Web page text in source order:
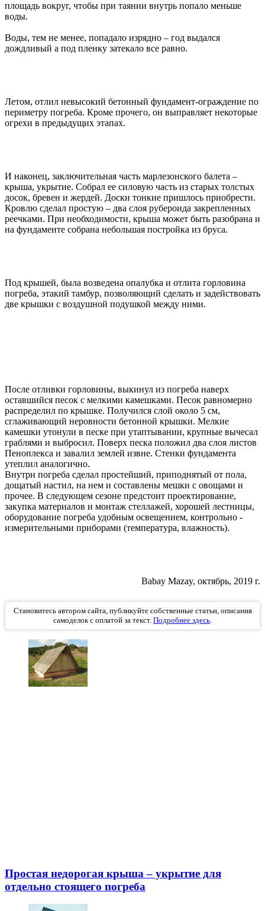
площадь вокруг, чтобы при таянии внутрь попало меньше
воды.
Воды, тем не менее, попадало изрядно – год выдался
дождливый а под пленку затекало все равно.
Летом, отлил невысокий бетонный фундамент-ограждение по
периметру погреба. Кроме прочего, он выправляет некоторые
огрехи в предыдущих этапах.
И наконец, заключительная часть марлезонского балета –
крыша, укрытие. Собрал ее силовую часть из старых толстых
досок, бревен и жердей. Доски тонкие пришлось приобрести.
Кровлю сделал простую – два слоя рубероида закрепленных
реечками. При необходимости, крыша может быть разобрана и
на фундаменте собрана небольшая постройка из бруса.
Под крышей, была возведена опалубка и отлита горловина
погреба, этакий тамбур, позволяющий сделать и задействовать
две крышки с воздушной подушкой между ними.
После отливки горловины, выкинул из погреба наверх
оставшийся песок с мелкими камешками. Песок равномерно
распределил по крышке. Получился слой около 5 см,
сглаживающий неровности бетонной крышки. Мелкие
камешки утонули в песке при утаптывании, крупные вычесал
граблями и выбросил. Поверх песка положил два слоя листов
Пеноплекса и завалил землей извне. Стенки фундамента
утеплил аналогично.
Внутри погреба сделал простейший, приподнятый от пола,
дощатый настил, на нем и составлены мешки с овощами и
прочее. В следующем сезоне предстоит проектирование,
закупка материалов и монтаж стеллажей, хорошей лестницы,
оборудование погреба удобным освещением, контрольно -
измерительными приборами (температура, влажность).
Babay Mazay, октябрь, 2019 г.
Становитесь автором сайта, публикуйте собственные статьи, описания
самоделок с оплатой за текст. Подробнее здесь.
Простая недорогая крыша – укрытие для
отдельно стоящего погреба